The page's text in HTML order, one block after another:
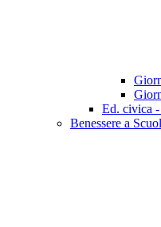
Ed. civica
Benessere a